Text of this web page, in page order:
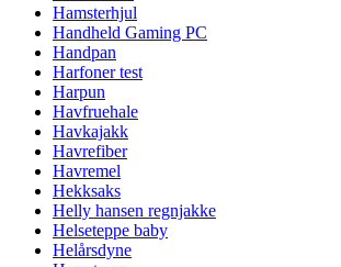
Hamsterhjul
Handheld Gaming PC
Handpan
Harfoner test
Harpun
Havfruehale
Havkajakk
Havrefiber
Havremel
Hekksaks
Helly hansen regnjakke
Helseteppe baby
Helårsdyne